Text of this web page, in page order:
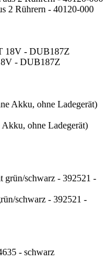
2 Rührern - 40120-000
- DUB187Z
ohne Ladegerät)
schwarz - 392521 -